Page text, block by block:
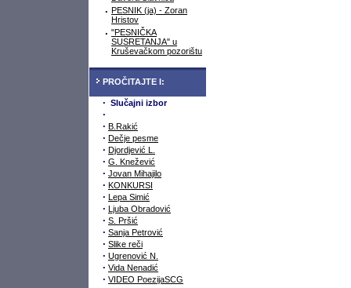
· PESNIK (ja) - Zoran
Hristov
· "PESNIČKA
SUSRETANJA" u
Kruševačkom pozorištu
PROČITAJTE I:
· Slučajni izbor
·
· B.Rakić
· Dečje pesme
· Djordjević L.
· G. Knežević
· Jovan Mihajilo
· KONKURSI
· Lepa Simić
· Ljuba Obradović
· S. Pršić
· Sanja Petrović
· Slike reči
· Ugrenović N.
· Vida Nenadić
· VIDEO PoezijaSCG